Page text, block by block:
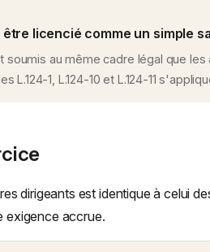
licencié comme un simple
soumis au même cadre légal que
L.124-1, L.124-10 et L.124-11
dirigeants est identique à celui
exigence accrue.